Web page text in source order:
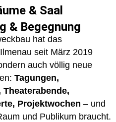
& Saal
& Begegnung
hat das
seit März 2019
auch völlig neue
Tagungen,
Projektwochen – und
und Publikum braucht.